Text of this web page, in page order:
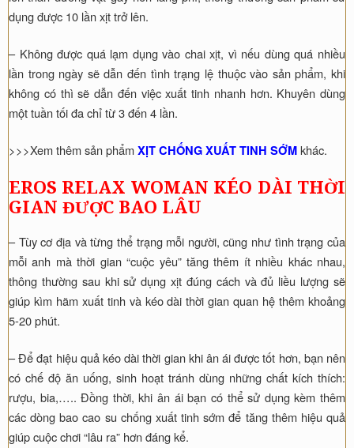
dụng được 10 lần xịt trở lên.
– Không được quá lạm dụng vào chai xịt, vì nếu dùng quá nhiều
lần trong ngày sẽ dẫn đến tình trạng lệ thuộc vào sản phẩm, khi
không có thì sẽ dẫn đến việc xuất tinh nhanh hơn. Khuyên dùng
một tuần tối đa chỉ từ 3 đến 4 lần.
>>>Xem thêm sản phẩmXỊT CHỐNG XUẤT TINH SỚMkhác.
EROS RELAX WOMAN KÉO DÀI THỜI
GIAN ĐƯỢC BAO LÂU
– Tùy cơ địa và từng thể trạng mỗi người, cũng như tình trạng của
mỗi anh mà thời gian “cuộc yêu” tăng thêm ít nhiều khác nhau,
thông thường sau khi sử dụng xịt đúng cách và đủ liều lượng sẽ
giúp kìm hãm xuất tinh và kéo dài thời gian quan hệ thêm khoảng
5-20 phút.
– Để đạt hiệu quả kéo dài thời gian khi ân ái được tốt hơn, bạn nên
có chế độ ăn uống, sinh hoạt tránh dùng những chất kích thích:
rượu, bia,….. Đồng thời, khi ân ái bạn có thể sử dụng kèm thêm
các dòng bao cao su chống xuất tinh sớm để tăng thêm hiệu quả
giúp cuộc chơi “lâu ra” hơn đáng kể.